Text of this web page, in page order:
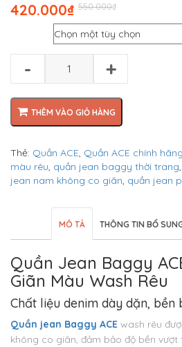
₫
550.000 Giá
là:
₫550.000.
₫
420.000
Giá
tại
là:
- +
THÊM VÀO GIỎ HÀNG
Thẻ: Quần ACE, Quần ACE chính hãng
màu rêu, quần jean baggy thời trang,
jean nam không co giãn, quần jean
MÔ TẢ THÔNG TIN BỔ
Quần Jean Baggy
Giãn Màu Wash Rêu
Chất liệu denim dày dặn, bền
Quần jean Baggy ACE wash rêu
không co giãn, đảm bảo độ bền vượt